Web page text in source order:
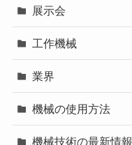
展示会
工作機械
業界
機械の使用方法
機械技術の最新情報